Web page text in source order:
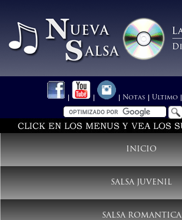
Notas Ultimo
INICIO
SALSA JUVENIL
SALSA ROMANTICA